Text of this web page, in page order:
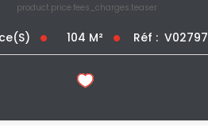
product.price.fees_charges.teaser
104 M² Réf : V02797